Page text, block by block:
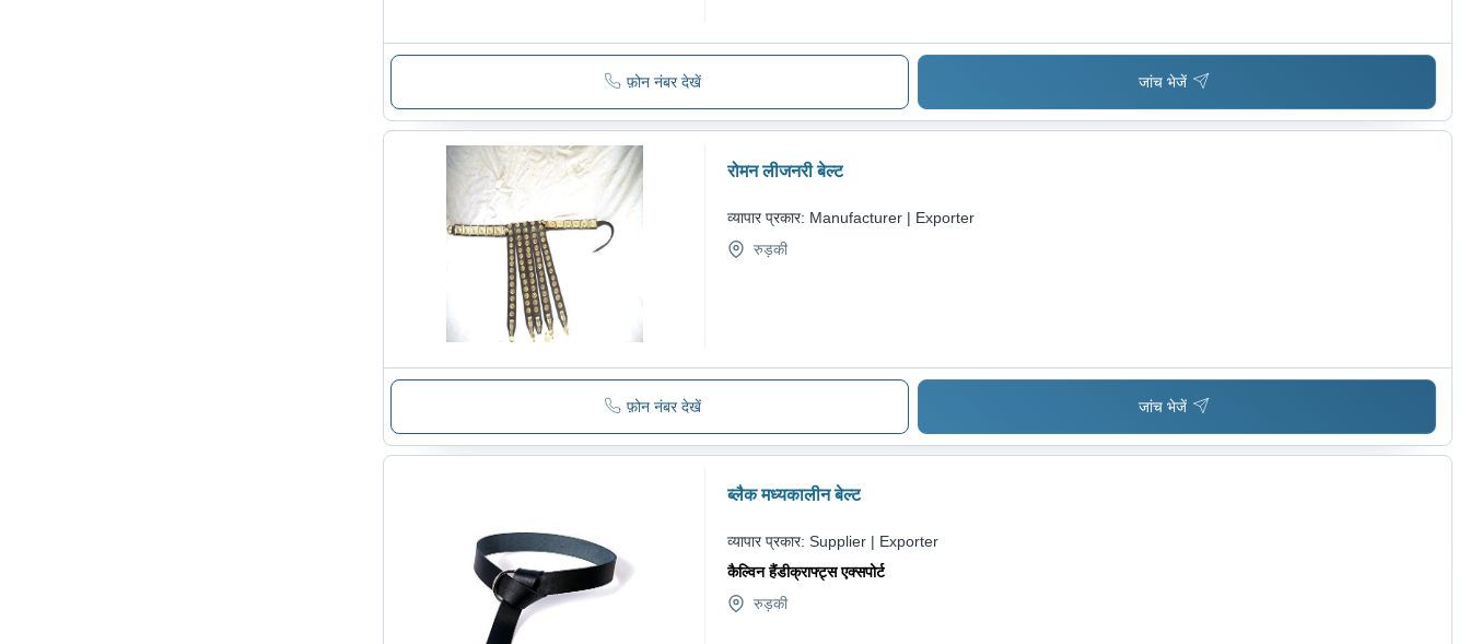
फ़ोन नंबर देखें जांच भेजें
रोमन लीजनरी बेल्ट
व्यापार प्रकार: Manufacturer | Exporter
रुड़की
फ़ोन नंबर देखें जांच भेजें
ब्लैक मध्यकालीन बेल्ट
व्यापार प्रकार: Supplier | Exporter
कैल्विन हैंडीक्राफ्ट्स एक्सपोर्ट
रुड़की